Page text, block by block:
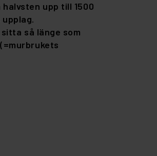
upp till 1500
så länge som